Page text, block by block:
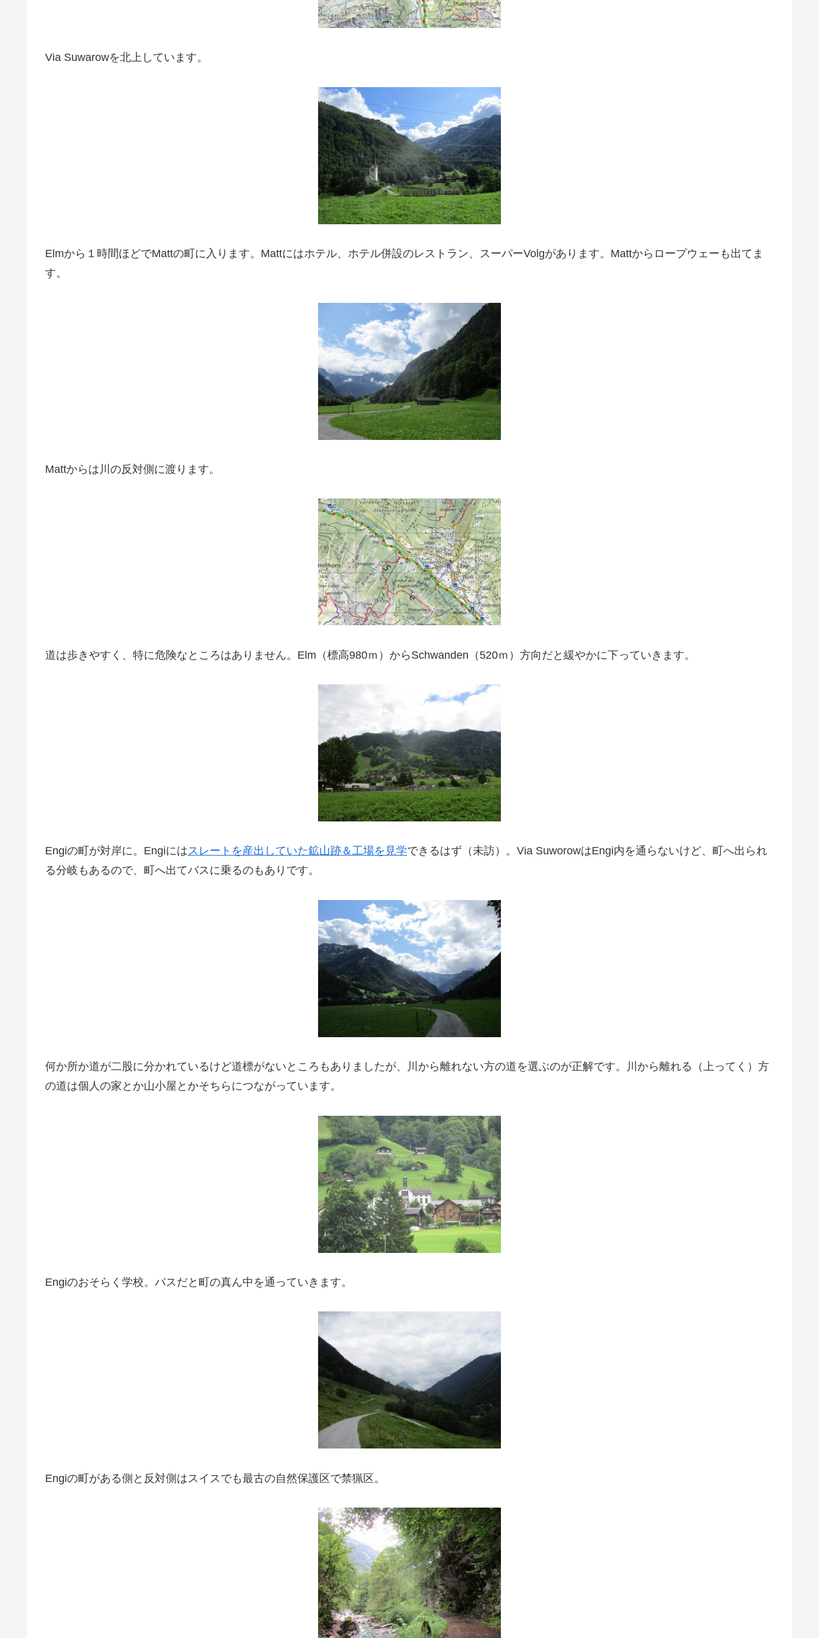
Via Suwarowを北上しています。
Elmから１時間ほどでMattの町に入ります。Mattにはホテル、ホテル併設のレストラン、スーパーVolgがあります。Mattからロープウェーも出てま
す。
Mattからは川の反対側に渡ります。
道は歩きやすく、特に危険なところはありません。Elm（標高980ｍ）からSchwanden（520ｍ）方向だと緩やかに下っていきます。
Engiの町が対岸に。Engiにはスレートを産出していた鉱山跡＆工場を見学できるはず（未訪）。Via SuworowはEngi内を通らないけど、町へ出られ
る分岐もあるので、町へ出てバスに乗るのもありです。
何か所か道が二股に分かれているけど道標がないところもありましたが、川から離れない方の道を選ぶのが正解です。川から離れる（上ってく）方
の道は個人の家とか山小屋とかそちらにつながっています。
Engiのおそらく学校。バスだと町の真ん中を通っていきます。
Engiの町がある側と反対側はスイスでも最古の自然保護区で禁猟区。